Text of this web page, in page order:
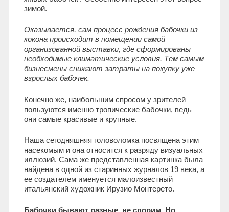
зимой.
Оказывается, сам процесс рождения бабочки из
кокона происходит в помещении самой
организованной выставки, где сформированы
необходимые климатические условия. Тем самым
бизнесмены снижают затраты на покупку уже
взрослых бабочек.
Конечно же, наибольшим спросом у зрителей
пользуются именно тропические бабочки, ведь
они самые красивые и крупные.
Наша сегодняшняя головоломка посвящена этим
насекомым и она относится к разряду визуальных
иллюзий. Сама же представленная картинка была
найдена в одной из старинных журналов 19 века, а
ее создателем именуется малоизвестный
итальянский художник Ирузио Монтерето.
Бабочки бывают разные, не спорим. Но